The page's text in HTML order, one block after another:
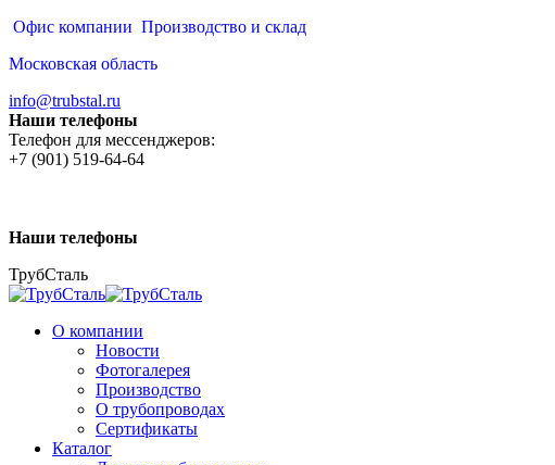
Перейти
содержанию
Офис компании Производство и склад
Московская область
info@trubstal.ru
Наши телефоны
Телефон для мессенджеров:
+7 (901) 519-64-64
Наши телефоны
ТрубСталь
О компании
Новости
Фотогалерея
Производство
О трубопроводах
Сертификаты
Каталог